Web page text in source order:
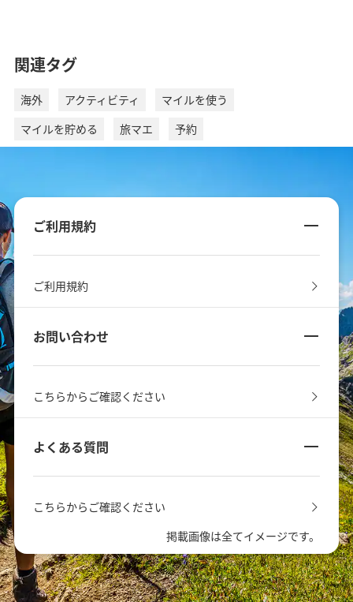
関連タグ
海外 アクティビティ
マイルを使う
マイルを貯める
旅マエ 予約
ご利用規約
ご利用規約
お問い合わせ
こちらからご確認ください
よくある質問
こちらからご確認ください
掲載画像は全てイメージです。